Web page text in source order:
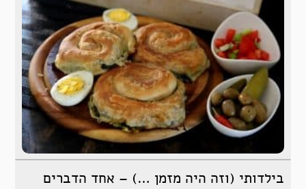
בילדותי (וזה היה מזמן …) – אחד הדברים